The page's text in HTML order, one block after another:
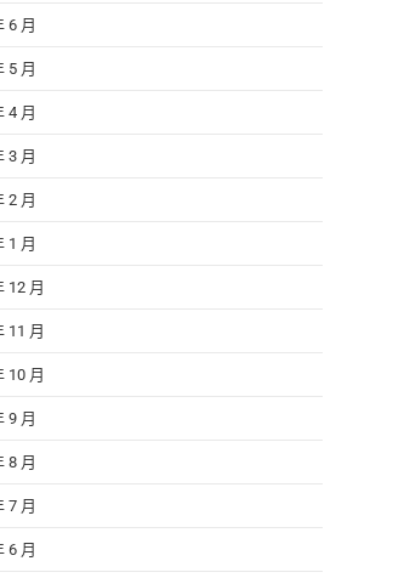
6 月
5 月
4 月
3 月
2 月
1 月
12 月
11 月
10 月
9 月
8 月
7 月
6 月